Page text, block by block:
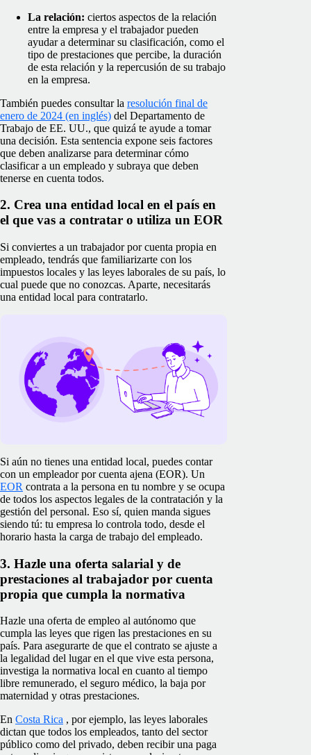
La relación: ciertos aspectos de la relación
entre la empresa y el trabajador pueden
ayudar a determinar su clasificación, como el
tipo de prestaciones que percibe, la duración
de esta relación y la repercusión de su trabajo
en la empresa.
También puedes consultar la resolución final de
enero de 2024 (en inglés) del Departamento de
Trabajo de EE. UU., que quizá te ayude a tomar
una decisión. Esta sentencia expone seis factores
que deben analizarse para determinar cómo
clasificar a un empleado y subraya que deben
tenerse en cuenta todos.
2. Crea una entidad local en el país en
el que vas a contratar o utiliza un EOR
Si conviertes a un trabajador por cuenta propia en
empleado, tendrás que familiarizarte con los
impuestos locales y las leyes laborales de su país, lo
cual puede que no conozcas. Aparte, necesitarás
una entidad local para contratarlo.
Si aún no tienes una entidad local, puedes contar
con un empleador por cuenta ajena (EOR). Un
EOR contrata a la persona en tu nombre y se ocupa
de todos los aspectos legales de la contratación y la
gestión del personal. Eso sí, quien manda sigues
siendo tú: tu empresa lo controla todo, desde el
horario hasta la carga de trabajo del empleado.
3. Hazle una oferta salarial y de
prestaciones al trabajador por cuenta
propia que cumpla la normativa
Hazle una oferta de empleo al autónomo que
cumpla las leyes que rigen las prestaciones en su
país. Para asegurarte de que el contrato se ajuste a
la legalidad del lugar en el que vive esta persona,
investiga la normativa local en cuanto al tiempo
libre remunerado, el seguro médico, la baja por
maternidad y otras prestaciones.
En Costa Rica , por ejemplo, las leyes laborales
dictan que todos los empleados, tanto del sector
público como del privado, deben recibir una paga